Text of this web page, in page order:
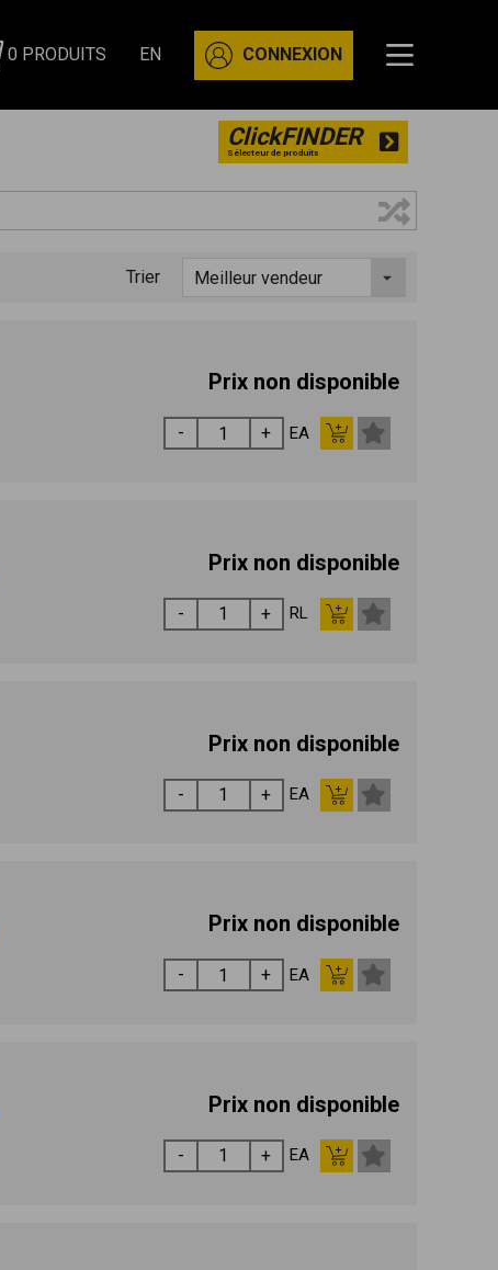
0 PRODUITS EN CONNEXION
ClickFINDER
Sélecteur de produits
Trier
Prix non disponible
EA
Prix non disponible
RL
Prix non disponible
EA
Prix non disponible
EA
Prix non disponible
EA